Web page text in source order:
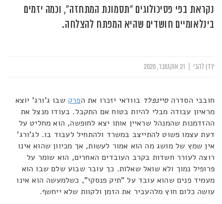
נקראת בפי פסיכולוגים "תסמונת המתחזה", וכמה יזמים
בינלאומיים חושדים שהיא המפתח להצלחה.
ירדן להבי
חובבי הסדרהסיינפלד בוודאי יזכרו את הפרק שבו ג'ורג' יוצא
מראיון עבודה מבלי להיות בטוח אם התקבל. בעודו מנצל את
ההזדמנות שהמנהל שראיין אותו יצא לחופשה, הוא מחליט על
דעת עצמו פשוט להתייצב במשרד ולהתחיל לעבוד בו. לג'ורג'
אין שמץ של מושג מה הוא אמור לעשות, אך מכיוון שהוא אינו
רוצה לעורר חשדות בקרב העובדים האחרים, הוא שומר על
פרופיל נמוך ולא שואל שאלות. כך עובר שבוע שלם שבו הוא
מעמיד פנים שהוא עובד על "תיק פנסקי", כשלמעשה הוא אינו
עושה כלום חוץ מלהעביר את הזמן ולקוות שלא ייחשף.